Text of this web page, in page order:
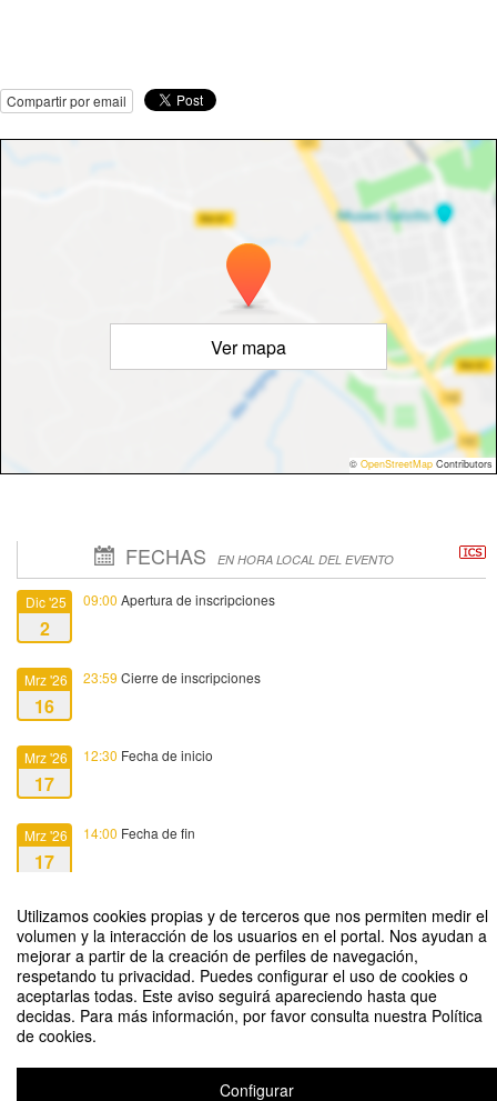
Utilizamos cookies propias y de terceros que nos permiten medir el
volumen y la interacción de los usuarios en el portal. Nos ayudan a
mejorar a partir de la creación de perfiles de navegación,
respetando tu privacidad. Puedes configurar el uso de cookies o
aceptarlas todas. Este aviso seguirá apareciendo hasta que
decidas. Para más información, por favor consulta nuestra Política
de cookies.
Configurar
Compartir por email
Ver mapa
© OpenStreetMap Contributors
FECHAS EN HORA LOCAL DEL EVENTO
Dic '25
2
09:00 Apertura de inscripciones
Mrz '26
16
23:59 Cierre de inscripciones
Mrz '26
17
12:30 Fecha de inicio
Mrz '26
17
14:00 Fecha de fin
Taller Hands On: Más allá del vídeo: presenta, evalúa e integra con
Edpuzzle
Organizado por Servicio de Apoyo a la Innovación Docente (OAID)